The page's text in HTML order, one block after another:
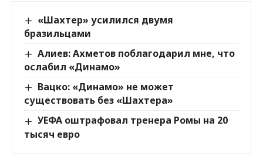
«Шахтер» усилился двумя
бразильцами
Алиев: Ахметов поблагодарил мне, что
ослабил «Динамо»
Вацко: «Динамо» не может
существовать без «Шахтера»
УЕФА оштрафовал тренера Ромы на 20
тысяч евро